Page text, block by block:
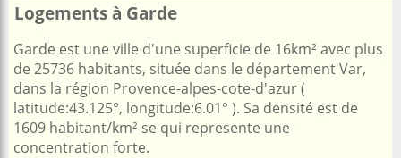
Logements à Garde
Garde est une ville d'une superficie de 16km² avec plus
de 25736 habitants, située dans le département Var,
dans la région Provence-alpes-cote-d'azur (
latitude:43.125°, longitude:6.01° ). Sa densité est de
1609 habitant/km² se qui represente une
concentration forte.